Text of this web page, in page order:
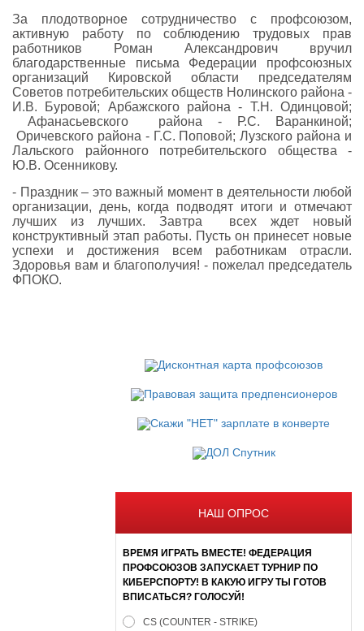
За плодотворное сотрудничество с профсоюзом,
активную работу по соблюдению трудовых прав
работников Роман Александрович вручил
благодарственные письма Федерации профсоюзных
организаций Кировской области председателям
Советов потребительских обществ Нолинского района -
И.В. Буровой; Арбажского района - Т.Н. Одинцовой;
Афанасьевского района - Р.С. Варанкиной;
Оричевского района - Г.С. Поповой; Лузского района и
Лальского районного потребительского общества -
Ю.В. Осенникову.
- Праздник – это важный момент в деятельности любой
организации, день, когда подводят итоги и отмечают
лучших из лучших. Завтра всех ждет новый
конструктивный этап работы. Пусть он принесет новые
успехи и достижения всем работникам отрасли.
Здоровья вам и благополучия! - пожелал председатель
ФПОКО.
НАШ ОПРОС
ВРЕМЯ ИГРАТЬ ВМЕСТЕ! ФЕДЕРАЦИЯ
ПРОФСОЮЗОВ ЗАПУСКАЕТ ТУРНИР ПО
КИБЕРСПОРТУ! В КАКУЮ ИГРУ ТЫ ГОТОВ
ВПИСАТЬСЯ? ГОЛОСУЙ!
CS (COUNTER - STRIKE)